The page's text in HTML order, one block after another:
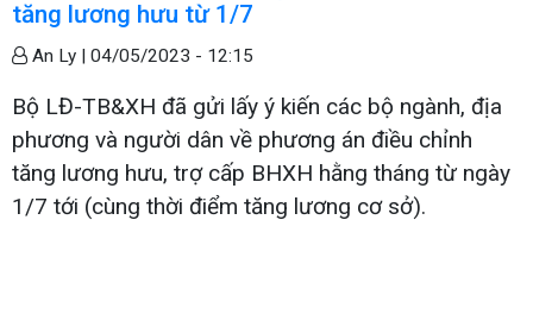
tăng lương hưu từ 1/7
An Ly | 04/05/2023 - 12:15
Bộ LĐ-TB&XH đã gửi lấy ý kiến các bộ ngành, địa
phương và người dân về phương án điều chỉnh
tăng lương hưu, trợ cấp BHXH hằng tháng từ ngày
1/7 tới (cùng thời điểm tăng lương cơ sở).